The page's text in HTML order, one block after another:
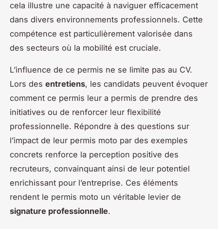
cela illustre une capacité à naviguer efficacement
dans divers environnements professionnels. Cette
compétence est particulièrement valorisée dans
des secteurs où la mobilité est cruciale.
L’influence de ce permis ne se limite pas au CV.
Lors des entretiens, les candidats peuvent évoquer
comment ce permis leur a permis de prendre des
initiatives ou de renforcer leur flexibilité
professionnelle. Répondre à des questions sur
l’impact de leur permis moto par des exemples
concrets renforce la perception positive des
recruteurs, convainquant ainsi de leur potentiel
enrichissant pour l’entreprise. Ces éléments
rendent le permis moto un véritable levier de
signature professionnelle.